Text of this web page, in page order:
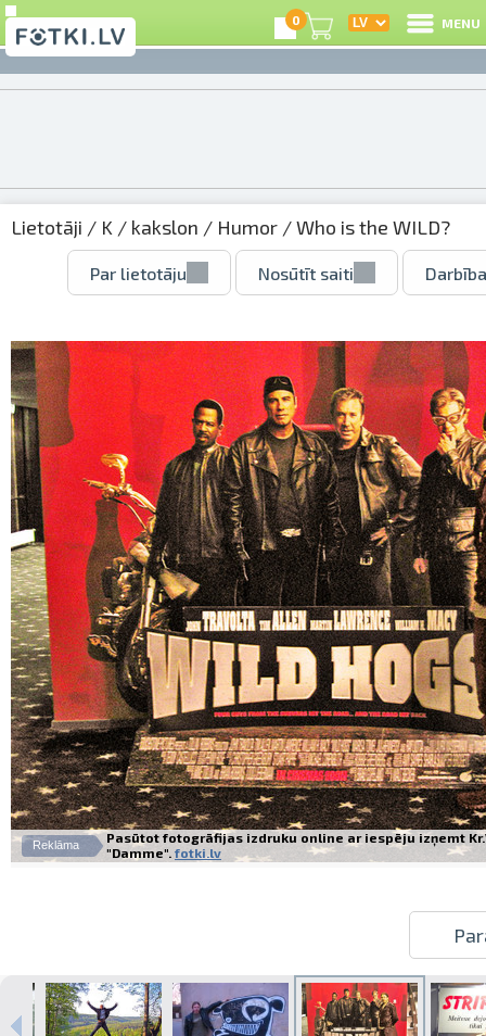
0 MENU
Lietotāji / K / kakslon / Humor / Who is the WILD?
Par lietotāju Nosūtīt saiti
Reklāma
Pasūtot fotogrāfijas izdruku online ar iespēju izņemt
"Damme". fotki.lv